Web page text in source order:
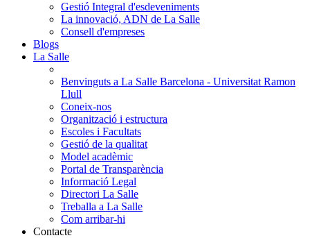
Gestió Integral d'esdeveniments
La innovació, ADN de La Salle
Consell d'empreses
Blogs
La Salle
Benvinguts a La Salle Barcelona - Universitat Ramon
Llull
Coneix-nos
Organització i estructura
Escoles i Facultats
Gestió de la qualitat
Model acadèmic
Portal de Transparència
Informació Legal
Directori La Salle
Treballa a La Salle
Com arribar-hi
Contacte